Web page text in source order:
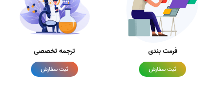
فرمت بندی
ثبت سفارش
ترجمه تخصصی
ثبت سفارش